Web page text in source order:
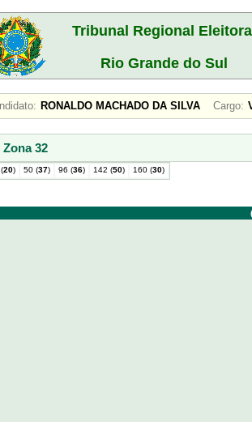
Tribunal Regional
Rio Grande do Sul
RONALDO MACHADO DA SILVA Cargo:
Zona 32
20) 50 (37) 96 (36) 142 (50) 160 (30)